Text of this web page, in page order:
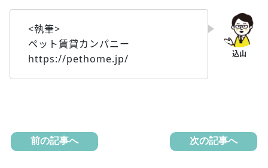
<執筆>
ペット賃貸カンパニー
https://pethome.jp/
前の記事へ 次の記事へ